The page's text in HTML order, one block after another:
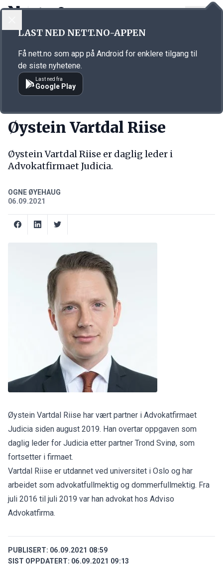
Annonsørinnhold
Øystein Vartdal Riise
Øystein Vartdal Riise er daglig leder i
Advokatfirmaet Judicia.
OGNE ØYEHAUG
06.09.2021
Øystein Vartdal Riise har vært partner i Advokatfirmaet
Judicia siden august 2019. Han overtar oppgaven som
daglig leder for Judicia etter partner Trond Svinø, som
fortsetter i firmaet.
Vartdal Riise er utdannet ved universitet i Oslo og har
arbeidet som advokatfullmektig og dommerfullmektig. Fra
juli 2016 til juli 2019 var han advokat hos Adviso
Advokatfirma.
PUBLISERT: 06.09.2021 08:59
SIST OPPDATERT: 06.09.2021 09:13
LAST NED NETT.NO-APPEN
Få nett.no som app på Android for enklere tilgang til
de siste nyhetene.
Last ned fra
Google Play